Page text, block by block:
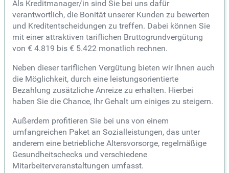
Als Kreditmanager/in sind Sie bei uns dafür
verantwortlich, die Bonität unserer Kunden zu bewerten
und Kreditentscheidungen zu treffen. Dabei können Sie
mit einer attraktiven tariflichen Bruttogrundvergütung
von € 4.819 bis € 5.422 monatlich rechnen.
Neben dieser tariflichen Vergütung bieten wir Ihnen auch
die Möglichkeit, durch eine leistungsorientierte
Bezahlung zusätzliche Anreize zu erhalten. Hierbei
haben Sie die Chance, Ihr Gehalt um einiges zu steigern.
Außerdem profitieren Sie bei uns von einem
umfangreichen Paket an Sozialleistungen, das unter
anderem eine betriebliche Altersvorsorge, regelmäßige
Gesundheitschecks und verschiedene
Mitarbeiterveranstaltungen umfasst.